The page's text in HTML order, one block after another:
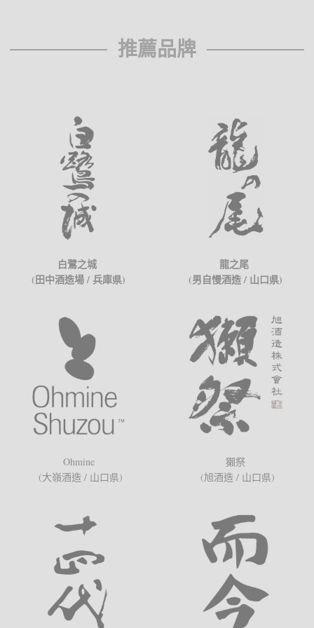
推薦品牌
白鷺之城
(田中酒造場 / 兵庫県)
龍之尾
(男自慢酒造 / 山口県)
Ohmine
(大嶺酒造 / 山口県)
獺祭
(旭酒造 / 山口県)